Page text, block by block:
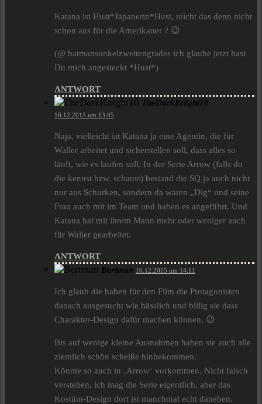
Katana ist Hust*Japanerin*Hust, reicht das denn nicht
schon aus für die Amerikaner ? 😉
(@ batmansonkelzweitengrades ich glaube jetzt hast
Du mich angesteckt *Hust*)
ANTWORT
TheDarkKnight10
16.12.2015 um 13:05
Naja, vielleicht ist Katana ja eine Agentin, die für
Waller arbeitet und sicherstellen soll, dass alles so
läuft, wie es laufen soll. In der Serie Arrow (falls du
die kennst bzw. schaust) bestand die SQ ja auch nicht
nur aus Schurken, sondern da waren „Dig“ und seine
Frau auch mit im Team und haben es angeführt. Und
Katana hat mit ihrem Mann mehr oder weniger auch
für Waller gearbeitet.
ANTWORT
Bertman 16.12.2015 um 14:11
Ich glaub die haben für den Film die Protagonisten
danach ausgesucht wie hässlich und billig sie dass
Charakter-Design dafür machen können. 😉
Bis auf wenige kleine Ausnahmen haben sie auch alle
ziemlich schön scheiße hinbekommen.
Könnte so auch in ‚Arrow‘ vorkommen. Nicht falsch
verstehen, ich mag die Serie eigentlich, aber das
Kostüm-Design dort ist manchmal echt daneben.